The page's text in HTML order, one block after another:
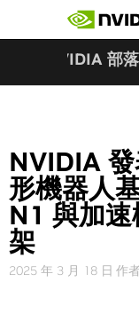
NVIDIA 部
NVIDIA
形機器人
N1 與加
架
2025 年 3 月 18 日 作